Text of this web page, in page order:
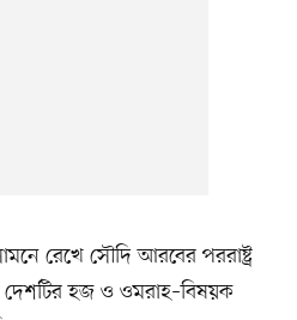
রেখে সৌদি আরবের পররাষ্ট্র
দেশটির হজ ও ওমরাহ–বিষয়ক